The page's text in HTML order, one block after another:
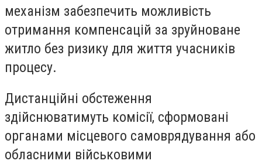
механізм забезпечить можливість
отримання компенсацій за зруйноване
житло без ризику для життя учасників
процесу.
Дистанційні обстеження
здійснюватимуть комісії, сформовані
органами місцевого самоврядування або
обласними військовими